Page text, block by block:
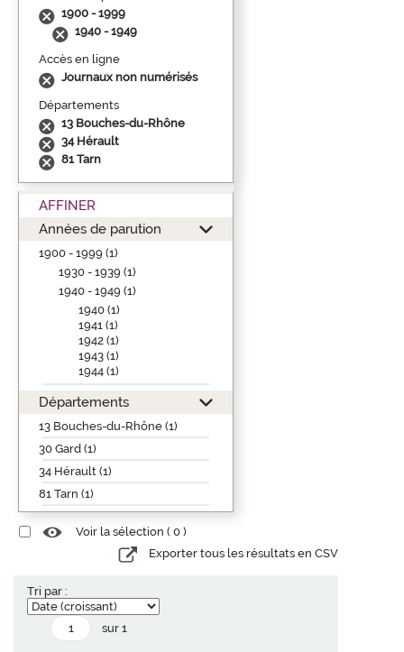
1900 - 1999
1940 - 1949
Accès en ligne
Journaux non numérisés
Départements
13 Bouches-du-Rhône
34 Hérault
81 Tarn
AFFINER
Années de parution
1900 - 1999 (1)
1930 - 1939 (1)
1940 - 1949 (1)
1940 (1)
1941 (1)
1942 (1)
1943 (1)
1944 (1)
Départements
13 Bouches-du-Rhône (1)
30 Gard (1)
34 Hérault (1)
81 Tarn (1)
Voir la sélection ( 0 )
Exporter tous les résultats en CSV
Tri par :
sur 1